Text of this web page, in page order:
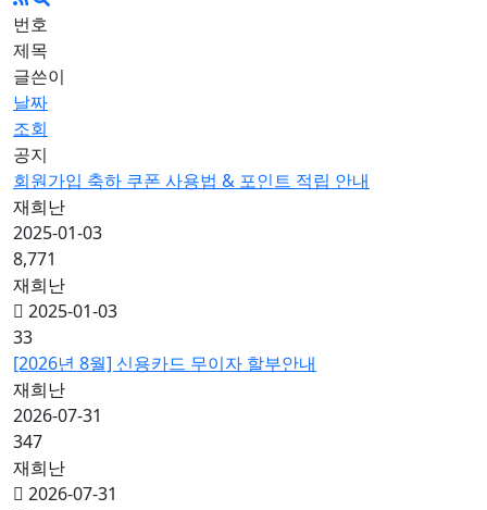
번호
제목
글쓴이
날짜
조회
공지
회원가입 축하 쿠폰 사용법 & 포인트 적립 안내
재희난
2025-01-03
8,771
재희난
2025-01-03
33
[2026년 8월] 신용카드 무이자 할부안내
재희난
2026-07-31
347
재희난
2026-07-31